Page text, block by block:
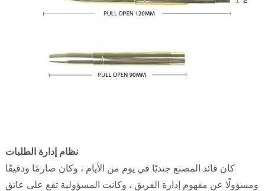
نظام إدارة الطلبات
كان قائد المصنع جنديًا في يوم من الأيام ، وكان صارمًا ودقيقًا
ومسؤولًا عن مفهوم إدارة الفريق ، وكانت المسؤولية تقع على عاتق